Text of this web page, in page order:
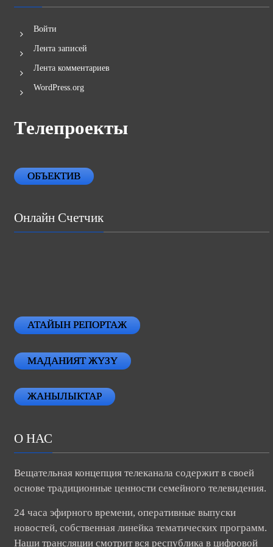
Войти
Лента записей
Лента комментариев
WordPress.org
Телепроекты
ОБЪЕКТИВ
Онлайн Счетчик
АТАЙЫН РЕПОРТАЖ
МАДАНИЯТ ЖҮЗҮ
ЖАНЫЛЫКТАР
О НАС
Вещательная концепция телеканала содержит в своей
основе традиционные ценности семейного телевидения.
24 часа эфирного времени, оперативные выпуски
новостей, собственная линейка тематических программ.
Наши трансляции смотрит вся республика в цифровой